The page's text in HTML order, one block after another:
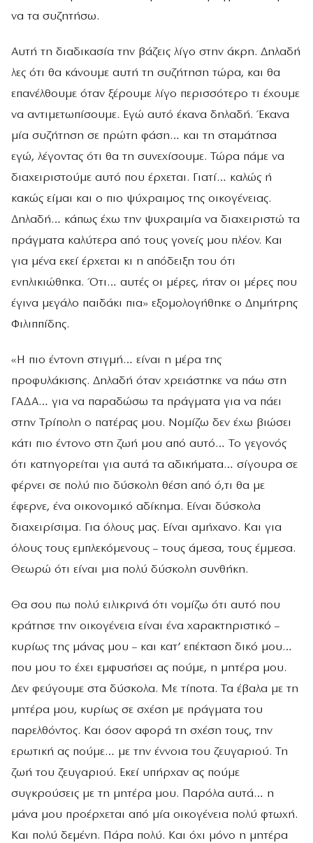
να τα συζητήσω.
Αυτή τη διαδικασία την βάζεις λίγο στην άκρη. Δηλαδή
λες ότι θα κάνουμε αυτή τη συζήτηση τώρα, και θα
επανέλθουμε όταν ξέρουμε λίγο περισσότερο τι έχουμε
να αντιμετωπίσουμε. Εγώ αυτό έκανα δηλαδή. Έκανα
μία συζήτηση σε πρώτη φάση… και τη σταμάτησα
εγώ, λέγοντας ότι θα τη συνεχίσουμε. Τώρα πάμε να
διαχειριστούμε αυτό που έρχεται. Γιατί… καλώς ή
κακώς είμαι και ο πιο ψύχραιμος της οικογένειας.
Δηλαδή… κάπως έχω την ψυχραιμία να διαχειριστώ τα
πράγματα καλύτερα από τους γονείς μου πλέον. Και
για μένα εκεί έρχεται κι η απόδειξη του ότι
ενηλικιώθηκα. Ότι… αυτές οι μέρες, ήταν οι μέρες που
έγινα μεγάλο παιδάκι πια» εξομολογήθηκε ο Δημήτρης
Φιλιππίδης.
«Η πιο έντονη στιγμή… είναι η μέρα της
προφυλάκισης. Δηλαδή όταν χρειάστηκε να πάω στη
ΓΑΔΑ… για να παραδώσω τα πράγματα για να πάει
στην Τρίπολη ο πατέρας μου. Νομίζω δεν έχω βιώσει
κάτι πιο έντονο στη ζωή μου από αυτό… Το γεγονός
ότι κατηγορείται για αυτά τα αδικήματα… σίγουρα σε
φέρνει σε πολύ πιο δύσκολη θέση από ό,τι θα με
έφερνε, ένα οικονομικό αδίκημα. Είναι δύσκολα
διαχειρίσιμα. Για όλους μας. Είναι αμήχανο. Και για
όλους τους εμπλεκόμενους – τους άμεσα, τους έμμεσα.
Θεωρώ ότι είναι μια πολύ δύσκολη συνθήκη.
Θα σου πω πολύ ειλικρινά ότι νομίζω ότι αυτό που
κράτησε την οικογένεια είναι ένα χαρακτηριστικό –
κυρίως της μάνας μου – και κατ’ επέκταση δικό μου…
που μου το έχει εμφυσήσει ας πούμε, η μητέρα μου.
Δεν φεύγουμε στα δύσκολα. Με τίποτα. Τα έβαλα με τη
μητέρα μου, κυρίως σε σχέση με πράγματα του
παρελθόντος. Και όσον αφορά τη σχέση τους, την
ερωτική ας πούμε… με την έννοια του ζευγαριού. Τη
ζωή του ζευγαριού. Εκεί υπήρχαν ας πούμε
συγκρούσεις με τη μητέρα μου. Παρόλα αυτά… η
μάνα μου προέρχεται από μία οικογένεια πολύ φτωχή.
Και πολύ δεμένη. Πάρα πολύ. Και όχι μόνο η μητέρα